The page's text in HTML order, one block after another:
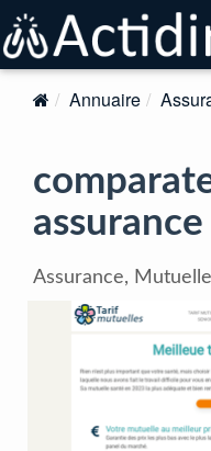
Annuaire
Assurance, Mutuelle